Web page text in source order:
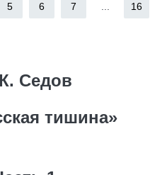
5 6 7 16
Седов
тишина»